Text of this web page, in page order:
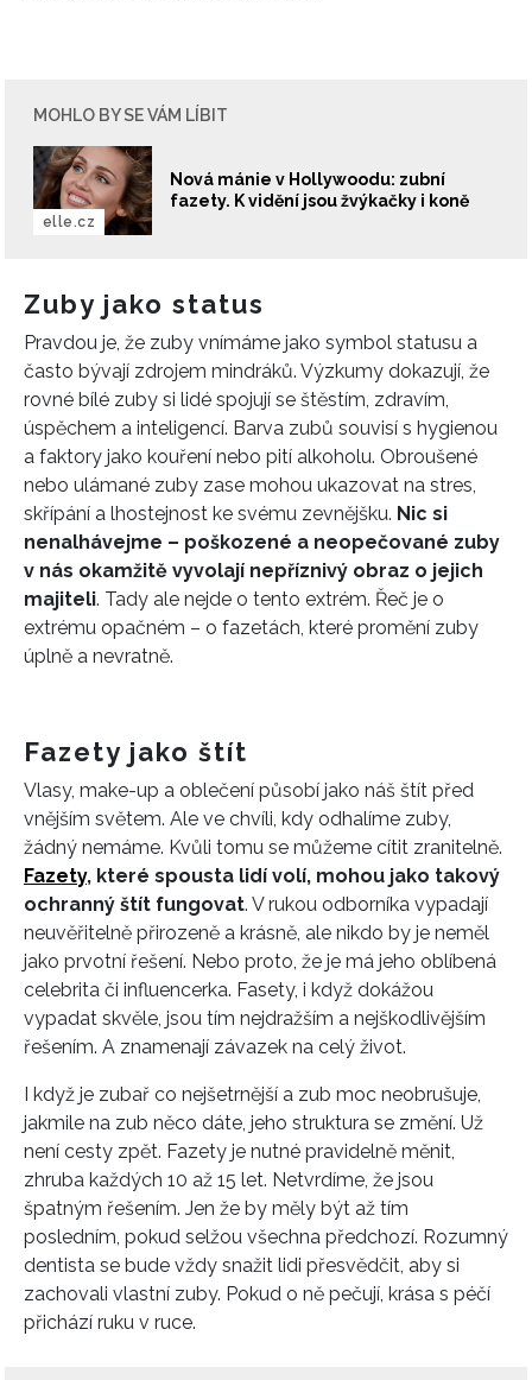
INFORMACE
REDAKCE
MOHLO BY SE VÁM LÍBIT
Nová mánie v Hollywoodu: zubní
fazety. K vidění jsou žvýkačky i koně
elle.cz
Zuby jako status
Pravdou je, že zuby vnímáme jako symbol statusu a
často bývají zdrojem mindráků. Výzkumy dokazují, že
rovné bílé zuby si lidé spojují se štěstím, zdravím,
úspěchem a inteligencí. Barva zubů souvisí s hygienou
a faktory jako kouření nebo pití alkoholu. Obroušené
nebo ulámané zuby zase mohou ukazovat na stres,
skřípání a lhostejnost ke svému zevnějšku. Nic si
nenalhávejme – poškozené a neopečované zuby
v nás okamžitě vyvolají nepříznivý obraz o jejich
majiteli. Tady ale nejde o tento extrém. Řeč je o
extrému opačném – o fazetách, které promění zuby
úplně a nevratně.
Fazety jako štít
Vlasy, make-up a oblečení působí jako náš štít před
vnějším světem. Ale ve chvíli, kdy odhalíme zuby,
žádný nemáme. Kvůli tomu se můžeme cítit zranitelně.
Fazety, které spousta lidí volí, mohou jako takový
ochranný štít fungovat. V rukou odborníka vypadají
neuvěřitelně přirozeně a krásně, ale nikdo by je neměl
jako prvotní řešení. Nebo proto, že je má jeho oblíbená
celebrita či influencerka. Fasety, i když dokážou
vypadat skvěle, jsou tím nejdražším a nejškodlivějším
řešením. A znamenají závazek na celý život.
I když je zubař co nejšetrnější a zub moc neobrušuje,
jakmile na zub něco dáte, jeho struktura se změní. Už
není cesty zpět. Fazety je nutné pravidelně měnit,
zhruba každých 10 až 15 let. Netvrdíme, že jsou
špatným řešením. Jen že by měly být až tím
posledním, pokud selžou všechna předchozí. Rozumný
dentista se bude vždy snažit lidi přesvědčit, aby si
zachovali vlastní zuby. Pokud o ně pečují, krása s péčí
přichází ruku v ruce.